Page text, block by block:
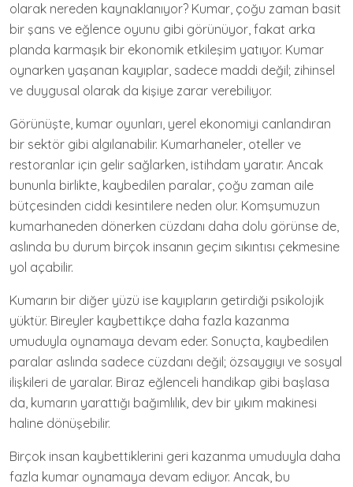
olarak nereden kaynaklanıyor? Kumar, çoğu zaman basit
bir şans ve eğlence oyunu gibi görünüyor, fakat arka
planda karmaşık bir ekonomik etkileşim yatıyor. Kumar
oynarken yaşanan kayıplar, sadece maddi değil; zihinsel
ve duygusal olarak da kişiye zarar verebiliyor.
Görünüşte, kumar oyunları, yerel ekonomiyi canlandıran
bir sektör gibi algılanabilir. Kumarhaneler, oteller ve
restoranlar için gelir sağlarken, istihdam yaratır. Ancak
bununla birlikte, kaybedilen paralar, çoğu zaman aile
bütçesinden ciddi kesintilere neden olur. Komşumuzun
kumarhaneden dönerken cüzdanı daha dolu görünse de,
aslında bu durum birçok insanın geçim sıkıntısı çekmesine
yol açabilir.
Kumarın bir diğer yüzü ise kayıpların getirdiği psikolojik
yüktür. Bireyler kaybettikçe daha fazla kazanma
umuduyla oynamaya devam eder. Sonuçta, kaybedilen
paralar aslında sadece cüzdanı değil; özsaygıyı ve sosyal
ilişkileri de yaralar. Biraz eğlenceli handikap gibi başlasa
da, kumarın yarattığı bağımlılık, dev bir yıkım makinesi
haline dönüşebilir.
Birçok insan kaybettiklerini geri kazanma umuduyla daha
fazla kumar oynamaya devam ediyor. Ancak, bu